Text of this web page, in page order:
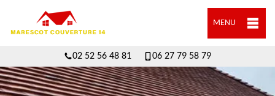
MENU
02 52 56 48 81 06 27 79 58 79